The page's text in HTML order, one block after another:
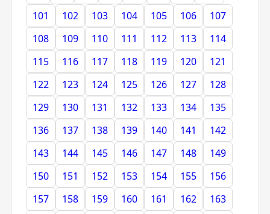
101
102 103 104 105 106
107
108
109 110 111 112 113
114
115
116 117 118 119 120
121
122
123 124 125 126 127
128
129
130 131 132 133 134
135
136
137 138 139 140 141
142
143
144 145 146 147 148
149
150
151 152 153 154 155
156
157
158 159 160 161 162
163